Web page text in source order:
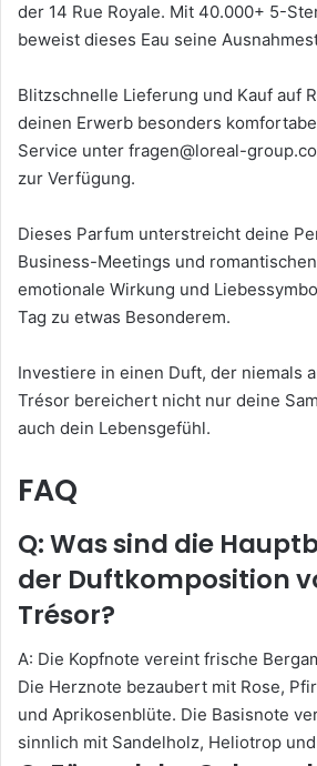
der 14 Rue Royale. Mit 40.000+ 5-
beweist dieses Eau seine
Blitzschnelle Lieferung und Kauf auf
deinen Erwerb besonders
Service unter fragen@loreal-
zur Verfügung.
Dieses Parfum unterstreicht deine
Business-Meetings und
emotionale Wirkung und
Tag zu etwas Besonderem.
Investiere in einen Duft, der niemals
Trésor bereichert nicht nur deine
auch dein Lebensgefühl.
FAQ
Q: Was sind die
der Duftkomposition
Trésor?
A: Die Kopfnote vereint frische
Die Herznote bezaubert mit Rose,
und Aprikosenblüte. Die Basisnote
sinnlich mit Sandelholz, Heliotrop